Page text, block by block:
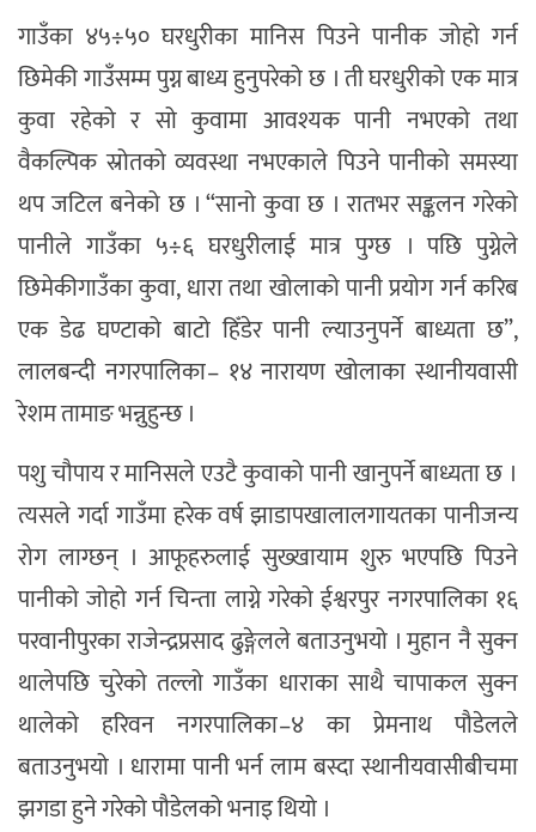
गाउँका ४५÷५० घरधुरीका मानिस पिउने पानीक जोहो गर्न
छिमेकी गाउँसम्म पुग्न बाध्य हुनुपरेको छ । ती घरधुरीको एक मात्र
कुवा रहेको र सो कुवामा आवश्यक पानी नभएको तथा
वैकल्पिक स्रोतको व्यवस्था नभएकाले पिउने पानीको समस्या
थप जटिल बनेको छ । “सानो कुवा छ । रातभर सङ्कलन गरेको
पानीले गाउँका ५÷६ घरधुरीलाई मात्र पुग्छ । पछि पुग्नेले
छिमेकीगाउँका कुवा, धारा तथा खोलाको पानी प्रयोग गर्न करिब
एक डेढ घण्टाको बाटो हिँडेर पानी ल्याउनुपर्ने बाध्यता छ”,
लालबन्दी नगरपालिका– १४ नारायण खोलाका स्थानीयवासी
रेशम तामाङ भन्नुहुन्छ ।
पशु चौपाय र मानिसले एउटै कुवाको पानी खानुपर्ने बाध्यता छ ।
त्यसले गर्दा गाउँमा हरेक वर्ष झाडापखालालगायतका पानीजन्य
रोग लाग्छन् । आफूहरुलाई सुख्खायाम शुरु भएपछि पिउने
पानीको जोहो गर्न चिन्ता लाग्ने गरेको ईश्वरपुर नगरपालिका १६
परवानीपुरका राजेन्द्रप्रसाद ढुङ्गेलले बताउनुभयो । मुहान नै सुक्न
थालेपछि चुरेको तल्लो गाउँका धाराका साथै चापाकल सुक्न
थालेको हरिवन नगरपालिका–४ का प्रेमनाथ पौडेलले
बताउनुभयो । धारामा पानी भर्न लाम बस्दा स्थानीयवासीबीचमा
झगडा हुने गरेको पौडेलको भनाइ थियो ।